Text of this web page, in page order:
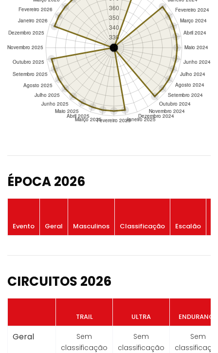
ÉPOCA 2026
Evento Geral Masculinos Classificação Escalão
CIRCUITOS 2026
TRAIL ULTRA ENDURANCE
Geral
Sem
classificação
Sem
classificação
Sem